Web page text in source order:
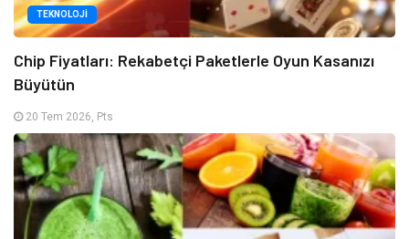
TEKNOLOJI
Chip Fiyatları: Rekabetçi Paketlerle Oyun Kasanızı
Büyütün
20 Tem 2026, Pts